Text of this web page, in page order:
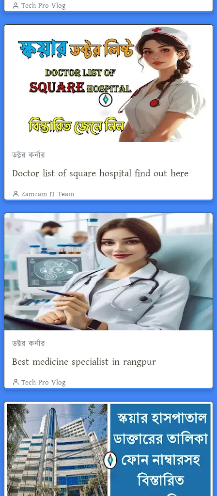
Tech Pro Vlog
ডক্টর কর্নার
Doctor list of square hospital find out here
Zamzam IT Team
ডক্টর কর্নার
Best medicine specialist in rangpur
Tech Pro Vlog